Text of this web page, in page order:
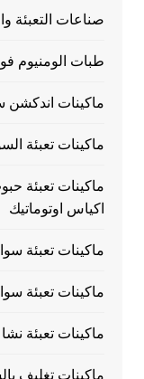
صناعات التعبئة
طبات الومنيوم
ماكينات اندكشن
ماكينات تعبئة
ماكينات تعبئة
اكياس اوتوماتيك
ماكينات تعبئة
ماكينات تعبئة
ماكينات تعبئة
ماكينات تغليف